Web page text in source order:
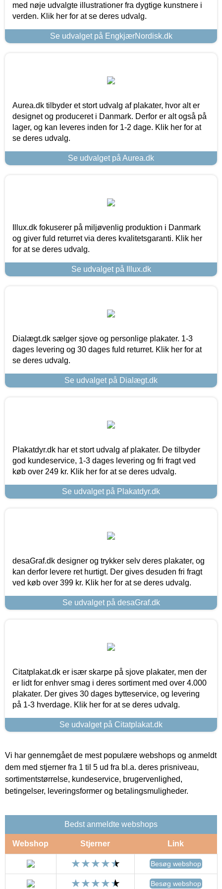
med nøje udvalgte illustrationer fra dygtige kunstnere i
verden. Klik her for at se deres udvalg.
Se udvalget på EngkjærNordisk.dk
Aurea.dk tilbyder et stort udvalg af plakater, hvor alt er
designet og produceret i Danmark. Derfor er alt også på
lager, og kan leveres inden for 1-2 dage. Klik her for at
se deres udvalg.
Se udvalget på Aurea.dk
Illux.dk fokuserer på miljøvenlig produktion i Danmark
og giver fuld returret via deres kvalitetsgaranti. Klik her
for at se deres udvalg.
Se udvalget på Illux.dk
Dialægt.dk sælger sjove og personlige plakater. 1-3
dages levering og 30 dages fuld returret. Klik her for at
se deres udvalg.
Se udvalget på Dialægt.dk
Plakatdyr.dk har et stort udvalg af plakater. De tilbyder
god kundeservice, 1-3 dages levering og fri fragt ved
køb over 249 kr. Klik her for at se deres udvalg.
Se udvalget på Plakatdyr.dk
desaGraf.dk designer og trykker selv deres plakater, og
kan derfor levere ret hurtigt. Der gives desuden fri fragt
ved køb over 399 kr. Klik her for at se deres udvalg.
Se udvalget på desaGraf.dk
Citatplakat.dk er især skarpe på sjove plakater, men der
er lidt for enhver smag i deres sortiment med over 4.000
plakater. Der gives 30 dages bytteservice, og levering
på 1-3 hverdage. Klik her for at se deres udvalg.
Se udvalget på Citatplakat.dk
Vi har gennemgået de mest populære webshops og anmeldt
dem med stjerner fra 1 til 5 ud fra bl.a. deres prisniveau,
sortimentstørrelse, kundeservice, brugervenlighed,
betingelser, leveringsformer og betalingsmuligheder.
Bedst anmeldte webshops
Webshop Stjerner Link
Besøg webshop
Besøg webshop